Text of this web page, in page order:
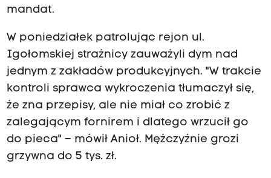
mandat.
W poniedziałek patrolując rejon ul.
Igołomskiej strażnicy zauważyli dym nad
jednym z zakładów produkcyjnych. "W trakcie
kontroli sprawca wykroczenia tłumaczył się,
że zna przepisy, ale nie miał co zrobić z
zalegającym fornirem i dlatego wrzucił go
do pieca" – mówił Anioł. Mężczyźnie grozi
grzywna do 5 tys. zł.